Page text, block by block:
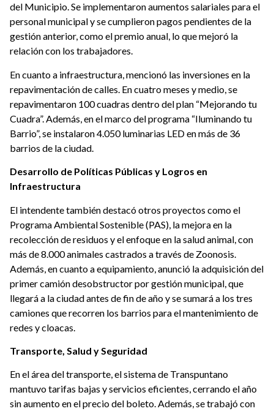
del Municipio. Se implementaron aumentos salariales para el
personal municipal y se cumplieron pagos pendientes de la
gestión anterior, como el premio anual, lo que mejoró la
relación con los trabajadores.
En cuanto a infraestructura, mencionó las inversiones en la
repavimentación de calles. En cuatro meses y medio, se
repavimentaron 100 cuadras dentro del plan “Mejorando tu
Cuadra”. Además, en el marco del programa “Iluminando tu
Barrio”, se instalaron 4.050 luminarias LED en más de 36
barrios de la ciudad.
Desarrollo de Políticas Públicas y Logros en
Infraestructura
El intendente también destacó otros proyectos como el
Programa Ambiental Sostenible (PAS), la mejora en la
recolección de residuos y el enfoque en la salud animal, con
más de 8.000 animales castrados a través de Zoonosis.
Además, en cuanto a equipamiento, anunció la adquisición del
primer camión desobstructor por gestión municipal, que
llegará a la ciudad antes de fin de año y se sumará a los tres
camiones que recorren los barrios para el mantenimiento de
redes y cloacas.
Transporte, Salud y Seguridad
En el área del transporte, el sistema de Transpuntano
mantuvo tarifas bajas y servicios eficientes, cerrando el año
sin aumento en el precio del boleto. Además, se trabajó con